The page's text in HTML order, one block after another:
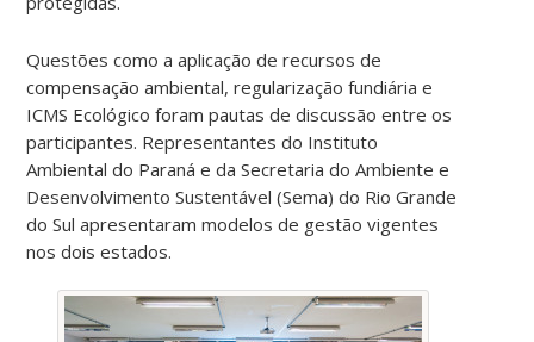
Questões como a aplicação de recursos de
compensação ambiental, regularização fundiária e
ICMS Ecológico foram pautas de discussão entre os
participantes. Representantes do Instituto
Ambiental do Paraná e da Secretaria do Ambiente e
Desenvolvimento Sustentável (Sema) do Rio Grande
do Sul apresentaram modelos de gestão vigentes
nos dois estados.